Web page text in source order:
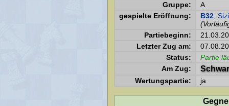
Gruppe:
A
gespielte Eröffnung:
B32 ,
Partiebeginn:
Letzter Zug am:
Status:
Partie
Am Zug:
Wertungspartie: ja